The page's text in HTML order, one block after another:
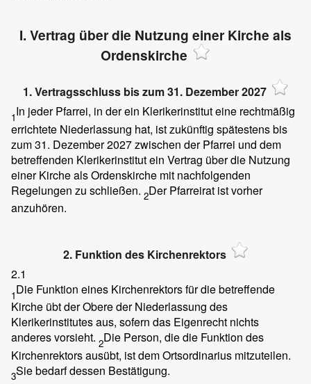
I. Vertrag über die Nutzung einer Kirche als
Ordenskirche
1. Vertragsschluss bis zum 31. Dezember 2027
1In jeder Pfarrei, in der ein Klerikerinstitut eine rechtmäßig
errichtete Niederlassung hat, ist zukünftig spätestens bis
zum 31. Dezember 2027 zwischen der Pfarrei und dem
betreffenden Klerikerinstitut ein Vertrag über die Nutzung
einer Kirche als Ordenskirche mit nachfolgenden
Regelungen zu schließen. 2Der Pfarreirat ist vorher
anzuhören.
2. Funktion des Kirchenrektors
2.1
1Die Funktion eines Kirchenrektors für die betreffende
Kirche übt der Obere der Niederlassung des
Klerikerinstitutes aus, sofern das Eigenrecht nichts
anderes vorsieht. 2Die Person, die die Funktion des
Kirchenrektors ausübt, ist dem Ortsordinarius mitzuteilen.
3Sie bedarf dessen Bestätigung.